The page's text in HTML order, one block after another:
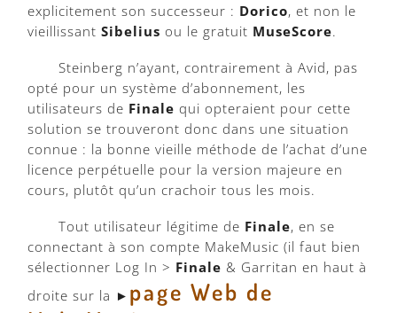
explicitement son successeur : Dorico, et non le
vieillissant Sibelius ou le gratuit MuseScore.
Steinberg n’ayant, contrairement à Avid, pas
opté pour un système d’abonnement, les
utilisateurs de Finale qui opteraient pour cette
solution se trouveront donc dans une situation
connue : la bonne vieille méthode de l’achat d’une
licence perpétuelle pour la version majeure en
cours, plutôt qu’un crachoir tous les mois.
Tout utilisateur légitime de Finale, en se
connectant à son compte MakeMusic (il faut bien
sélectionner Log In > Finale & Garritan en haut à
droite sur la ► page Web de